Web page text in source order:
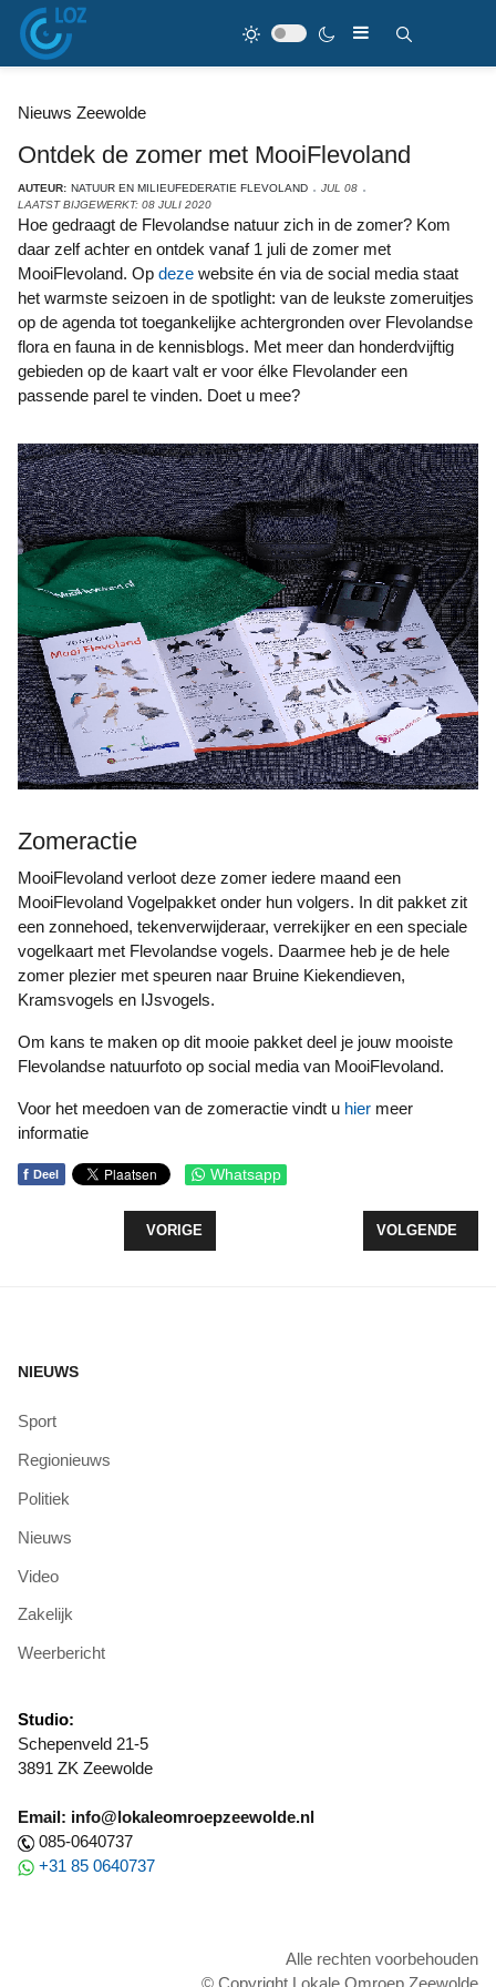
Nieuws Zeewolde
Ontdek de zomer met MooiFlevoland
AUTEUR: NATUUR EN MILIEUFEDERATIE FLEVOLAND
JUL 08
LAATST BIJGEWERKT: 08 JULI 2020
Hoe gedraagt de Flevolandse natuur zich in de zomer? Kom
daar zelf achter en ontdek vanaf 1 juli de zomer met
MooiFlevoland. Op deze website én via de social media staat
het warmste seizoen in de spotlight: van de leukste zomeruitjes
op de agenda tot toegankelijke achtergronden over Flevolandse
flora en fauna in de kennisblogs. Met meer dan honderdvijftig
gebieden op de kaart valt er voor élke Flevolander een
passende parel te vinden. Doet u mee?
Zomeractie
MooiFlevoland verloot deze zomer iedere maand een
MooiFlevoland Vogelpakket onder hun volgers. In dit pakket zit
een zonnehoed, tekenverwijderaar, verrekijker en een speciale
vogelkaart met Flevolandse vogels. Daarmee heb je de hele
zomer plezier met speuren naar Bruine Kiekendieven,
Kramsvogels en IJsvogels.
Om kans te maken op dit mooie pakket deel je jouw mooiste
Flevolandse natuurfoto op social media van MooiFlevoland.
Voor het meedoen van de zomeractie vindt u hier meer
informatie
f Deel Whatsapp
VORIG ARTIKEL: LOOPGROEP2000 LUIDT
VORIGE VOLGENDE
VOLGENDE
NIEUWS
Sport
Regionieuws
Politiek
Nieuws
Video
Zakelijk
Weerbericht
Studio:
Schepenveld 21-5
3891 ZK Zeewolde
Email: info@lokaleomroepzeewolde.nl
085-0640737
+31 85 0640737
Alle rechten voorbehouden